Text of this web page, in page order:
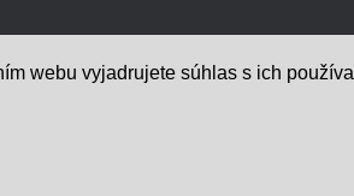
webu vyjadrujete súhlas s ich